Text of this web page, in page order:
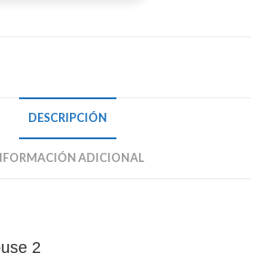
DESCRIPCIÓN
ADICIONAL
2